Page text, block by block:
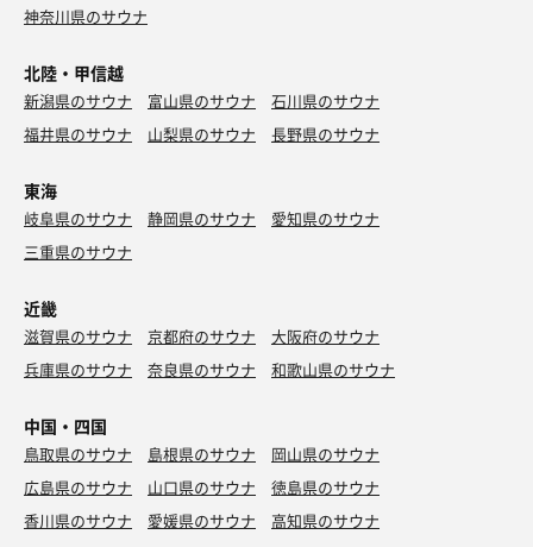
神奈川県のサウナ
北陸・甲信越
新潟県のサウナ 富山県のサウナ
石川県のサウナ
福井県のサウナ
山梨県のサウナ 長野県のサウナ
東海
岐阜県のサウナ 静岡県のサウナ
愛知県のサウナ
三重県のサウナ
近畿
滋賀県のサウナ 京都府のサウナ
大阪府のサウナ
兵庫県のサウナ
奈良県のサウナ 和歌山県のサウナ
中国・四国
鳥取県のサウナ 島根県のサウナ
岡山県のサウナ
広島県のサウナ
山口県のサウナ
徳島県のサウナ
香川県のサウナ
愛媛県のサウナ 高知県のサウナ